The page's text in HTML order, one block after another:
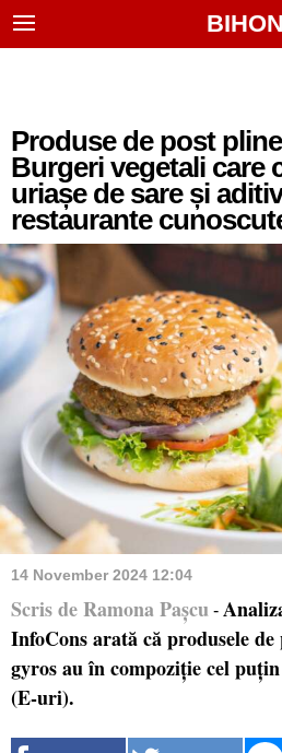
BIHON
Produse de post
Burgeri vegetali care
uriașe de sare și
restaurante
14 November 2024 12:04
Scris de Ramona Pașcu -
InfoCons arată că produsele
gyros au în compoziție cel
(E-uri).